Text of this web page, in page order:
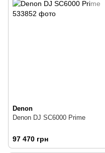
Denon
Denon DJ SC6000 Prime
97 470 грн